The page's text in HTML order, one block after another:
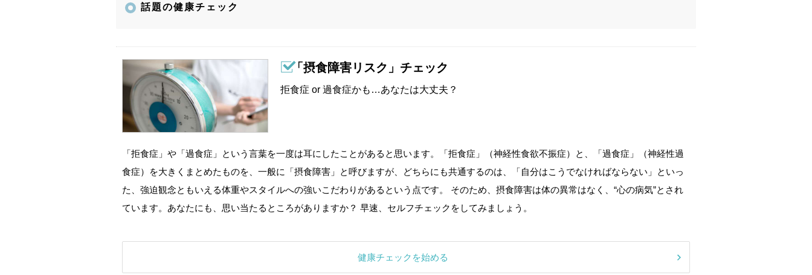
話題の健康チェック
「摂食障害リスク」チェック
拒食症 or 過食症かも…あなたは大丈夫？
「拒食症」や「過食症」という言葉を一度は耳にしたことがあると思います。「拒食症」（神経性食欲不振症）と、「過食症」（神経性過
食症）を大きくまとめたものを、一般に「摂食障害」と呼びますが、どちらにも共通するのは、「自分はこうでなければならない」といっ
た、強迫観念ともいえる体重やスタイルへの強いこだわりがあるという点です。 そのため、摂食障害は体の異常はなく、“心の病気”とされ
ています。あなたにも、思い当たるところがありますか？ 早速、セルフチェックをしてみましょう。
健康チェックを始める